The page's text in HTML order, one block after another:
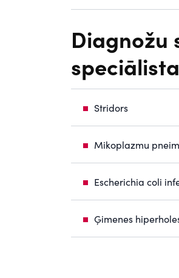
Diagnožu
speciālista
Stridors
Mikoplazmu
Escherichia coli
Ģimenes